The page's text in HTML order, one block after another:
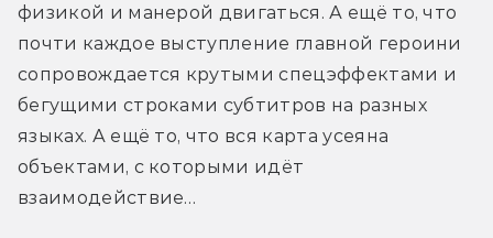
физикой и манерой двигаться. А ещё то, что
почти каждое выступление главной героини
сопровождается крутыми спецэффектами и
бегущими строками субтитров на разных
языках. А ещё то, что вся карта усеяна
объектами, с которыми идёт
взаимодействие…